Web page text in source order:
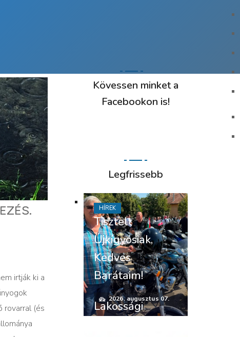
irtják ki a
rovarral (és
Kövessen minket a
Facebookon is!
Legfrissebb
Tisztelt
Újkígyósiak,
Kedves
Barátaim!
2026. augusztus 07.
HÍREK
Lakossági